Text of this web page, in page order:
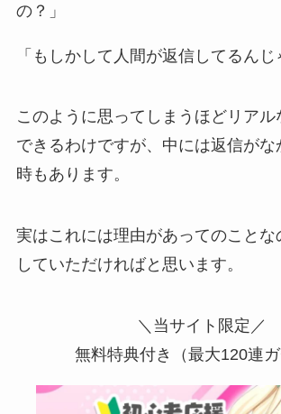
の？」
「もしかして人間が返信してるんじ
このように思ってしまうほどリア
できるわけですが、中には返信がな
時もあります。
実はこれには理由があってのことな
していただければと思います。
＼当サイト限定／
無料特典付き（最大120連ガ